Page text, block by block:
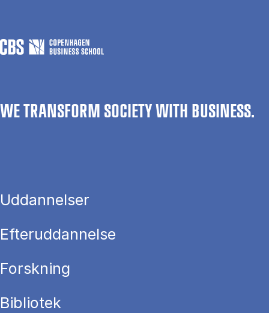
WE TRANSFORM SOCIETY WITH BUSINESS.
Uddannelser
Efteruddannelse
Forskning
Bibliotek